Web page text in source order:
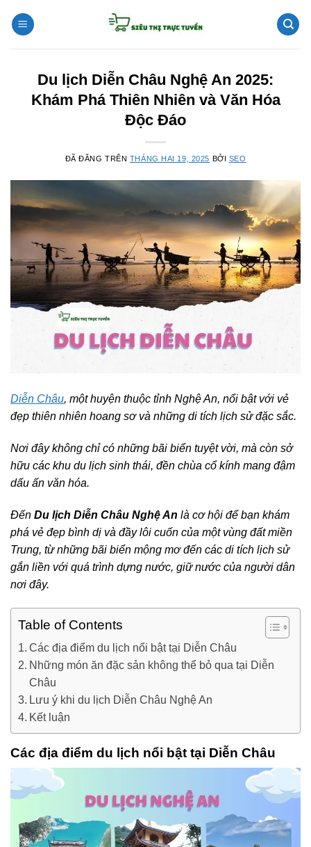
đến
Du lịch Diễn Châu Nghệ An 2025:
Khám Phá Thiên Nhiên và Văn Hóa
Độc Đáo
ĐÃ ĐĂNG TRÊN THÁNG HAI 19, 2025 BỞI SEO
Diễn Châu, một huyện thuộc tỉnh Nghệ An, nổi bật với vẻ
đẹp thiên nhiên hoang sơ và những di tích lịch sử đặc sắc.
Nơi đây không chỉ có những bãi biển tuyệt vời, mà còn sở
hữu các khu du lịch sinh thái, đền chùa cổ kính mang đậm
dấu ấn văn hóa.
Đến Du lịch Diễn Châu Nghệ An là cơ hội để bạn khám
phá vẻ đẹp bình dị và đầy lôi cuốn của một vùng đất miền
Trung, từ những bãi biển mộng mơ đến các di tích lịch sử
gắn liền với quá trình dựng nước, giữ nước của người dân
nơi đây.
Table of Contents
Các địa điểm du lịch nổi bật tại Diễn Châu
Những món ăn đặc sản không thể bỏ qua tại Diễn
Châu
Lưu ý khi du lịch Diễn Châu Nghệ An
Kết luận
Các địa điểm du lịch nổi bật tại Diễn Châu